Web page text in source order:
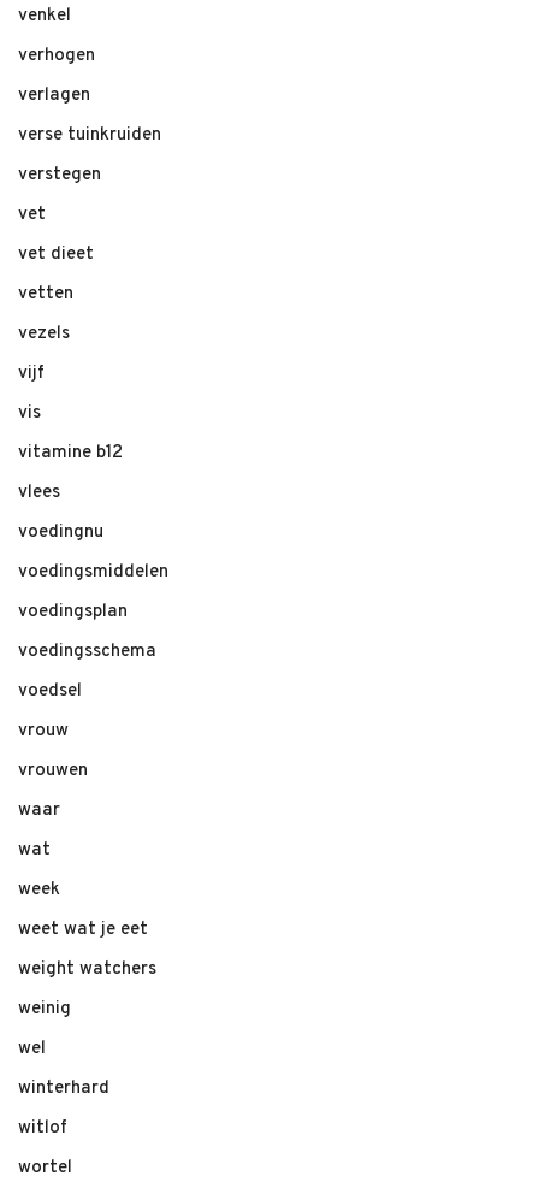
venkel
verhogen
verlagen
verse tuinkruiden
verstegen
vet
vet dieet
vetten
vezels
vijf
vis
vitamine b12
vlees
voedingnu
voedingsmiddelen
voedingsplan
voedingsschema
voedsel
vrouw
vrouwen
waar
wat
week
weet wat je eet
weight watchers
weinig
wel
winterhard
witlof
wortel